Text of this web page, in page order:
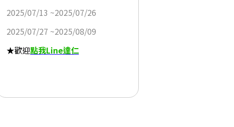
2025/07/13 ~2025/07/26
2025/07/27 ~2025/08/09
★歡迎點我Line達仁